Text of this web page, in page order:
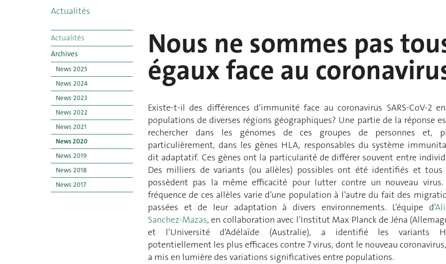
Actualités
Actualités
Archives
News 2025
News 2024
News 2023
News 2022
News 2021
News 2020
News 2019
News 2018
News 2017
Nous ne sommes pas
égaux face au
Existe-t-il des différences d’immunité face au coronavirus SARS-CoV-2
populations de diverses régions géographiques? Une partie de la réponse
rechercher dans les génomes de ces groupes de personnes et,
particulièrement, dans les gènes HLA, responsables du système
dit adaptatif. Ces gènes ont la particularité de différer souvent entre
Des milliers de variants (ou allèles) possibles ont été identifiés et tous
possèdent pas la même efficacité pour lutter contre un nouveau virus.
fréquence de ces allèles varie d’une population à l’autre du fait des
passées et de leur adaptation à divers environnements. L’équipe d’
Sanchez-Mazas, en collaboration avec l’Institut Max Planck de Jéna
et l’Université d’Adélaïde (Australie), a identifié les variants
potentiellement les plus efficaces contre 7 virus, dont le nouveau
a mis en lumière des variations significatives entre populations.